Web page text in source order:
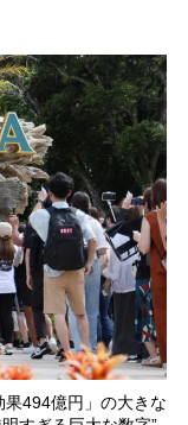
494億円」の大きな